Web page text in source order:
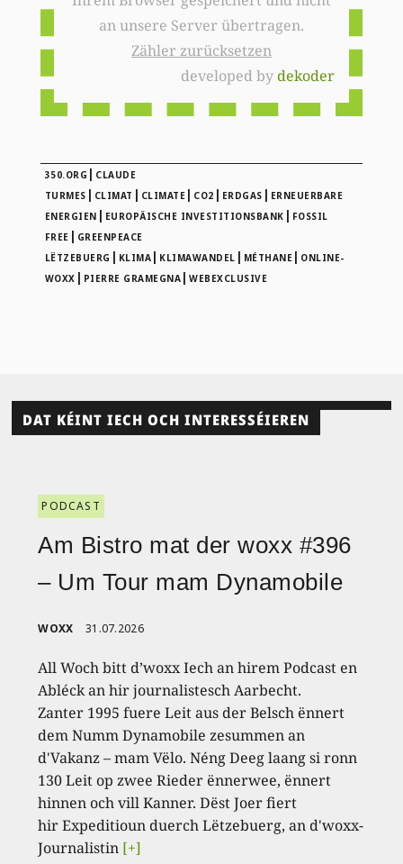
an unsere Server übertragen.
Zähler zurücksetzen
developed bydekoder
350.ORG | CLAUDE
TURMES | CLIMAT | CLIMATE | CO2 | ERDGAS | ERNEUERBARE
ENERGIEN | EUROPÄISCHE INVESTITIONSBANK | FOSSIL
FREE | GREENPEACE
LËTZEBUERG | KLIMA | KLIMAWANDEL | MÉTHANE | ONLINE-
WOXX | PIERRE GRAMEGNA |WEBEXCLUSIVE
DAT KÉINT IECH OCH INTERESSÉIEREN
PODCAST
Am Bistro mat der woxx #396
– Um Tour mam Dynamobile
WOXX 31.07.2026
All Woch bitt d’woxx Iech an hirem Podcast en
Abléck an hir journalistesch Aarbecht.
Zanter 1995 fuere Leit aus der Belsch ënnert
dem Numm Dynamobile zesummen an
d'Vakanz – mam Vëlo. Néng Deeg laang si ronn
130 Leit op zwee Rieder ënnerwee, ënnert
hinnen och vill Kanner. Dëst Joer fiert
hir Expeditioun duerch Lëtzebuerg, an d'woxx-
Journalistin [+]